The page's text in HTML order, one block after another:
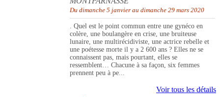
Du dimanche 5 janvier au dimanche 29 mars 2020
. Quel est le point commun entre une gynéco en
colère, une boulangère en crise, une bruiteuse
lunaire, une multirécidiviste, une actrice rebelle et
une poétesse morte il y a 2 600 ans ? Elles ne se
connaissent pas, mais pourtant, elles se
ressemblent… Chacune à sa façon, six femmes
prennent peu à pe...
Voir tous les détails